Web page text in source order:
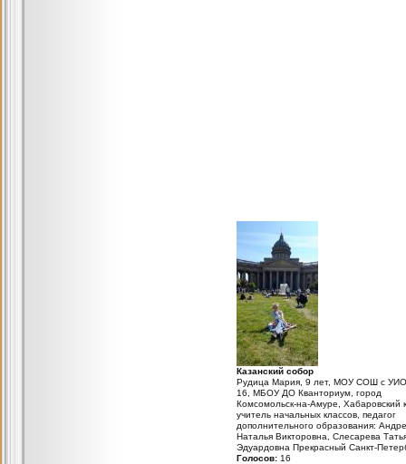
Казанский собор
Рудица Мария, 9 лет, МОУ СОШ с
16, МБОУ ДО Кванториум, город
Комсомольск-на-Амуре, Хабаровский
учитель начальных классов, педагог
дополнительного образования:
Наталья Викторовна, Слесарева
Эдуардовна Прекрасный Санкт-
Голосов: 16